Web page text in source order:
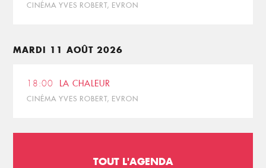
CINÉMA YVES ROBERT, EVRON
MARDI 11 AOÛT 2026
18:00 LA CHALEUR
CINÉMA YVES ROBERT, EVRON
TOUT L'AGENDA